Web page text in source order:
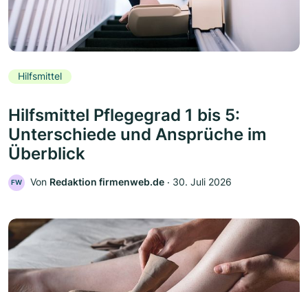
Hilfsmittel
Hilfsmittel Pflegegrad 1 bis 5:
Unterschiede und Ansprüche im
Überblick
FW Von Redaktion firmenweb.de ‧ 30. Juli 2026